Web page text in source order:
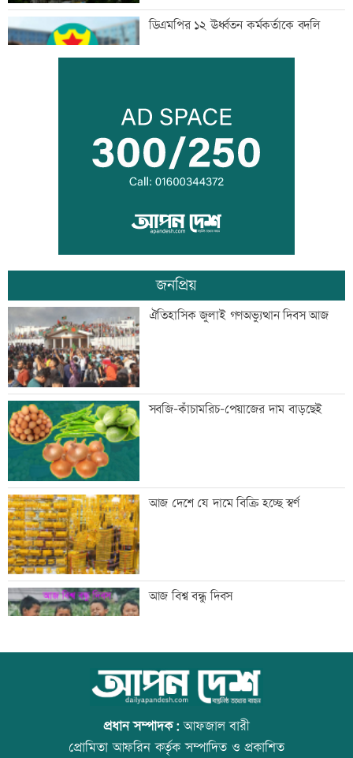
ডিএমপির ১২ ঊর্ধ্বতন কর্মকর্তাকে বদলি
জন্মসূত্রে নাগরিকত্ব সীমিত করতে ট্রাম্পের
নতুন নির্বাহী আদেশ
টেলিভিশনে আজকের যত খেলা
শুক্রবার রাজধানীর যেসব মার্কেট-দর্শনীয় স্থান
বন্ধ
সাতসকালে সড়কে ঝরল ছয় প্রাণ
আজ দেশে স্বর্ণের ভরি কত
শ্বশুরের শাহাদতবার্ষিকীর দোয়া মাহফিলে
প্রধানমন্ত্রী
প্রাইম মিনিস্টার গোল্ডকাপ ফুটবল টুর্নামেন্টে
সংঘর্ষ, আহত ২৪
জনপ্রিয়
ঐতিহাসিক জুলাই গণঅভ্যুত্থান দিবস আজ
সবজি-কাঁচামরিচ-পেয়াজের দাম বাড়ছেই
আজ দেশে যে দামে বিক্রি হচ্ছে স্বর্ণ
আজ বিশ্ব বন্ধু দিবস
স্কুল ছাত্রীকে দলবদ্ধ ধর্ষণসহ ভিডিও ধারণ
প্রধান সম্পাদক:আফজাল বারী
প্রোমিতা আফরিন কর্তৃক সম্পাদিত ও প্রকাশিত